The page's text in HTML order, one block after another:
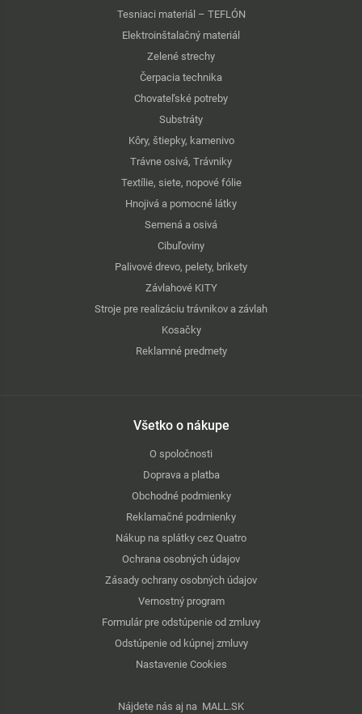
Tesniaci materiál – TEFLÓN
Elektroinštalačný materiál
Zelené strechy
Čerpacia technika
Chovateľské potreby
Substráty
Kôry, štiepky, kamenivo
Trávne osivá, Trávniky
Textílie, siete, nopové fólie
Hnojivá a pomocné látky
Semená a osivá
Cibuľoviny
Palivové drevo, pelety, brikety
Závlahové KITY
Stroje pre realizáciu trávnikov a závlah
Kosačky
Reklamné predmety
Všetko o nákupe
O spoločnosti
Doprava a platba
Obchodné podmienky
Reklamačné podmienky
Nákup na splátky cez Quatro
Ochrana osobných údajov
Zásady ochrany osobných údajov
Vernostný program
Formulár pre odstúpenie od zmluvy
Odstúpenie od kúpnej zmluvy
Nastavenie Cookies
Nájdete nás aj na MALL.SK